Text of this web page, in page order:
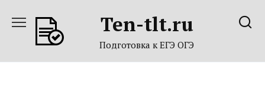
содержанию
Ten-tlt.ru
Подготовка к ЕГЭ ОГЭ